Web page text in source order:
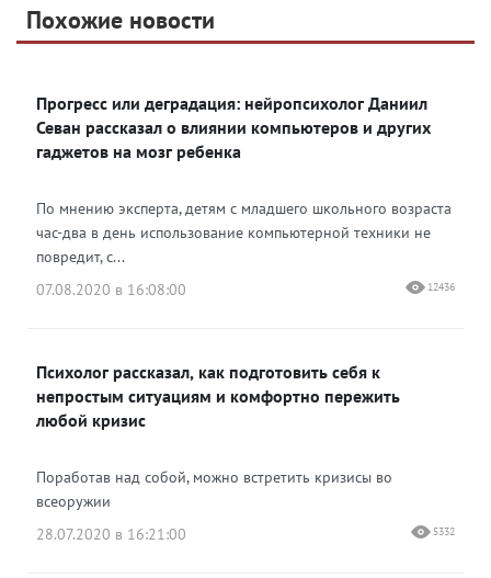
Telegram
Одноклассники
Яндекс Дзен
Похожие новости
Прогресс или деградация: нейропсихолог Даниил
Севан рассказал о влиянии компьютеров и других
гаджетов на мозг ребенка
По мнению эксперта, детям с младшего школьного возраста
час-два в день использование компьютерной техники не
повредит, с...
07.08.2020 в 16:08:00
12436
Психолог рассказал, как подготовить себя к
непростым ситуациям и комфортно пережить
любой кризис
Поработав над собой, можно встретить кризисы во
всеоружии
28.07.2020 в 16:21:00
5332